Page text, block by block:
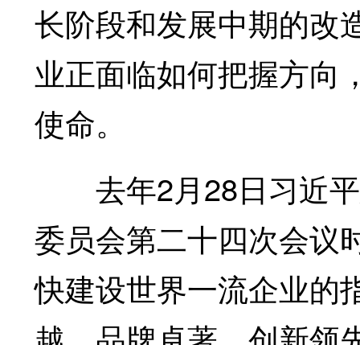
长阶段和发展中期的改
业正面临如何把握方向
使命。
去年2月28日习近平
委员会第二十四次会议
快建设世界一流企业的